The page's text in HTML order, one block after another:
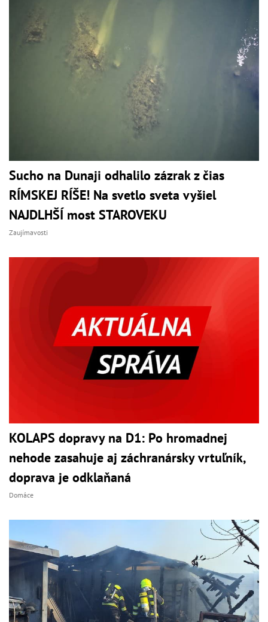
Sucho na Dunaji odhalilo zázrak z čias
RÍMSKEJ RÍŠE! Na svetlo sveta vyšiel
NAJDLHŠÍ most STAROVEKU
Zaujímavosti
KOLAPS dopravy na D1: Po hromadnej
nehode zasahuje aj záchranársky vrtuľník,
doprava je odklaňaná
Domáce